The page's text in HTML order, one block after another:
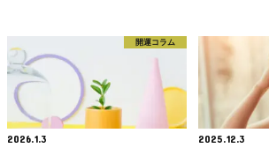
開運コラム
2026.1.3
2025.12.3